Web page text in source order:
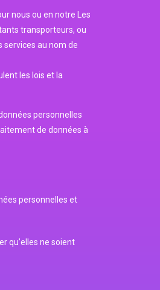
nous ou en notre Les
transporteurs, ou
au nom de
les lois et la
personnelles
de données à
personnelles et
qu’elles ne soient